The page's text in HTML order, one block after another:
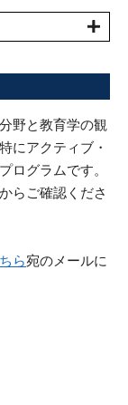
野と教育学の観
にアクティブ・
ログラムです。
らご確認くださ
ら宛のメールに